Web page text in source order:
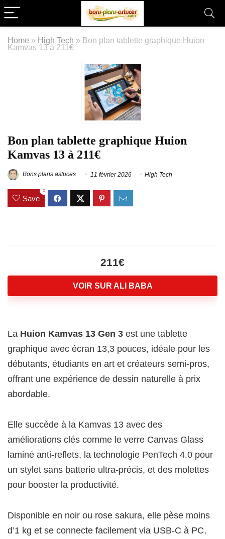
Home » High Tech » Bon plan tablette graphique Huion
Kamvas 13 à 211€
Bon plan tablette graphique Huion
Kamvas 13 à 211€
Bons plans astuces 11 février 2026 High Tech
Save
0
211€
VOIR SUR ALI BABA
La Huion Kamvas 13 Gen 3 est une tablette
graphique avec écran 13,3 pouces, idéale pour les
débutants, étudiants en art et créateurs semi-pros,
offrant une expérience de dessin naturelle à prix
abordable.
Elle succède à la Kamvas 13 avec des
améliorations clés comme le verre Canvas Glass
laminé anti-reflets, la technologie PenTech 4.0 pour
un stylet sans batterie ultra-précis, et des molettes
pour booster la productivité.
Disponible en noir ou rose sakura, elle pèse moins
d’1 kg et se connecte facilement via USB-C à PC,